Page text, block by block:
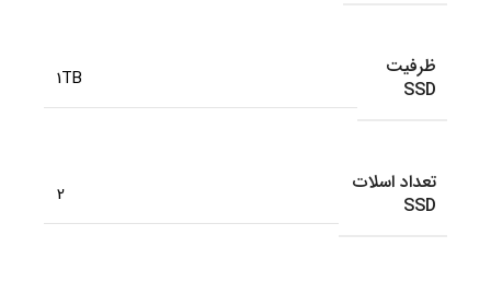
ظرفیت
SSD
1TB
تعداد اسلات
SSD
2